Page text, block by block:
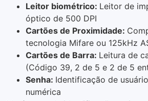
Leitor biométrico: Leitor de
óptico de 500 DPI
Cartões de Proximidade:
tecnologia Mifare ou 125kHz
Cartões de Barra: Leitura de
(Código 39, 2 de 5 e 2 de 5
Senha: Identificação de
numérica